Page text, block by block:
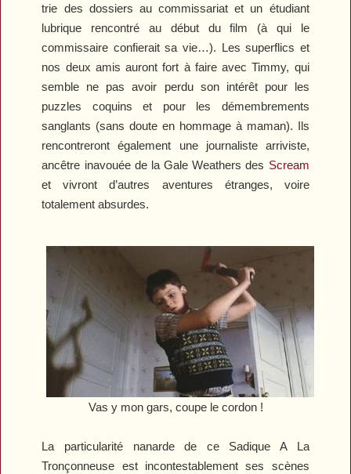
trie des dossiers au commissariat et un étudiant
lubrique rencontré au début du film (à qui le
commissaire confierait sa vie…). Les superflics et
nos deux amis auront fort à faire avec Timmy, qui
semble ne pas avoir perdu son intérêt pour les
puzzles coquins et pour les démembrements
sanglants (sans doute en hommage à maman). Ils
rencontreront également une journaliste arriviste,
ancêtre inavouée de la Gale Weathers des Scream
et vivront d’autres aventures étranges, voire
totalement absurdes.
Vas y mon gars, coupe le cordon !
La particularité nanarde de ce Sadique A La
Tronçonneuse est incontestablement ses scènes